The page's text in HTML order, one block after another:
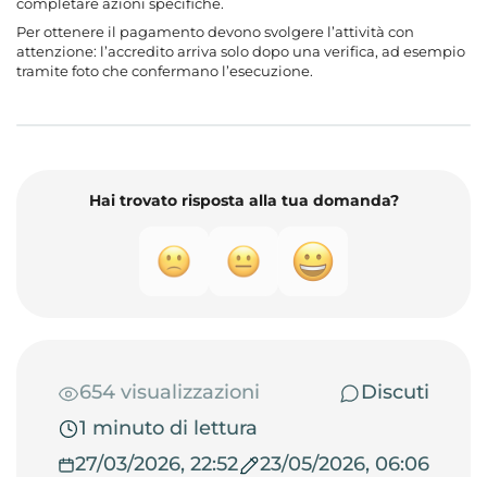
Per ottenere il pagamento devono svolgere l’attività con
attenzione: l’accredito arriva solo dopo una verifica, ad esempio
tramite foto che confermano l’esecuzione.
Hai trovato risposta alla tua domanda?
654 visualizzazioni
Discuti
1 minuto di lettura
27/03/2026, 22:52
23/05/2026, 06:06